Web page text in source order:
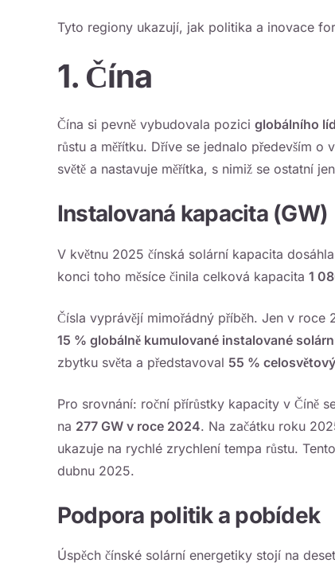
Tyto regiony ukazují, jak politika a inovace
1. Čína
Čína si pevně vybudovala pozici globálního
růstu a měřítku. Dříve se jednalo především o
světě a nastavuje měřítka, s nimiž se ostatní
Instalovaná kapacita (GW)
V květnu 2025 čínská solární kapacita
konci toho měsíce činila celková kapacita 1
Čísla vyprávějí mimořádný příběh. Jen v roce
15 % globálně kumulované instalované
zbytku světa a představoval 55 %
Pro srovnání: roční přírůstky kapacity v Číně
na 277 GW v roce 2024. Na začátku roku
ukazuje na rychlé zrychlení tempa růstu.
dubnu 2025.
Podpora politik a pobídek
Úspěch čínské solární energetiky stojí na